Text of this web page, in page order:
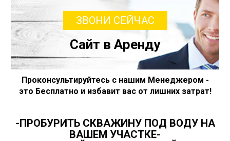
ЗВОНИ СЕЙЧАС
Сайт в Аренду
Проконсультируйтесь с нашим Менеджером -
это Бесплатно и избавит вас от лишних затрат!
-ПРОБУРИТЬ СКВАЖИНУ ПОД ВОДУ НА
ВАШЕМ УЧАСТКЕ-